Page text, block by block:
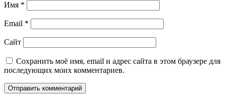
Имя *
Email *
Сайт
Сохранить моё имя, email и адрес сайта в этом браузере для
последующих моих комментариев.